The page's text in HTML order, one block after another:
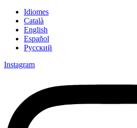
Idiomes
Català
English
Español
Русский
Instagram